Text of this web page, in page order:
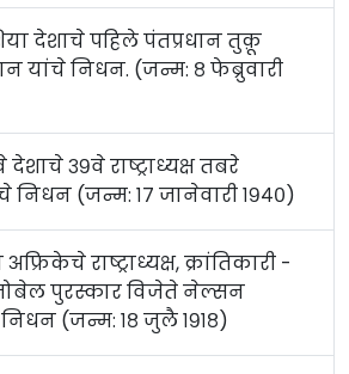
देशाचे पहिले पंतप्रधान तुक़ू
यांचे निधन. (जन्म: ८ फेब्रुवारी
देशाचे ३९वे राष्ट्राध्यक्ष तबरे
(जन्म: १७ जानेवारी १९४०)
अफ्रिकेचे राष्ट्राध्यक्ष, क्रांतिकारी -
पुरस्कार विजेते नेल्सन
(जन्म: १८ जुलै १९१८)